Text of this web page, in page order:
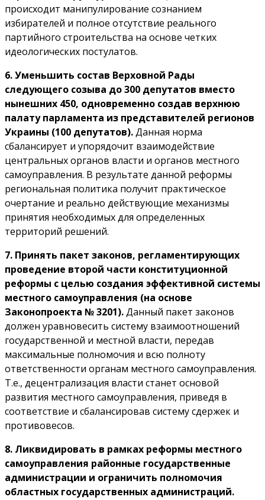
происходит манипулирование сознанием
избирателей и полное отсутствие реального
партийного строительства на основе четких
идеологических постулатов.
6. Уменьшить состав Верховной Рады
следующего созыва до 300 депутатов вместо
нынешних 450, одновременно создав верхнюю
палату парламента из представителей регионов
Украины (100 депутатов).Данная норма
сбалансирует и упорядочит взаимодействие
центральных органов власти и органов местного
самоуправления. В результате данной реформы
региональная политика получит практическое
очертание и реально действующие механизмы
принятия необходимых для определенных
территорий решений.
7. Принять пакет законов, регламентирующих
проведение второй части конституционной
реформы с целью создания эффективной системы
местного самоуправления (на основе
Законопроекта № 3201).Данный пакет законов
должен уравновесить систему взаимоотношений
государственной и местной власти, передав
максимальные полномочия и всю полноту
ответственности органам местного самоуправления.
Т.е., децентрализация власти станет основой
развития местного самоуправления, приведя в
соответствие и сбалансировав систему сдержек и
противовесов.
8. Ликвидировать в рамках реформы местного
самоуправления районные государственные
администрации и ограничить полномочия
областных государственных администраций.